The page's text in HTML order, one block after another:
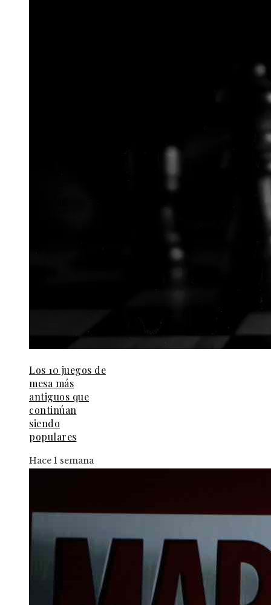
Los 10 juegos de
mesa más
antiguos que
continúan
siendo
populares
Hace 1 semana